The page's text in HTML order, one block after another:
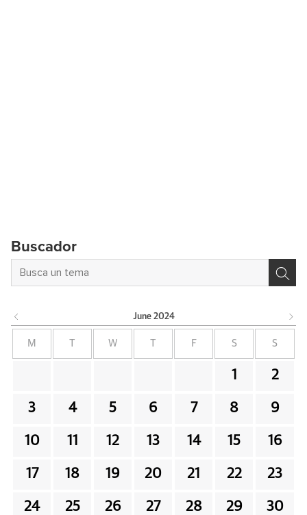
Buscador
June 2024
M W F S S
1 2
3 4 5 6 7 8 9
10 11 12 13 14 15 16
17 18 19 20 21 22 23
24 25 26 27 28 29 30